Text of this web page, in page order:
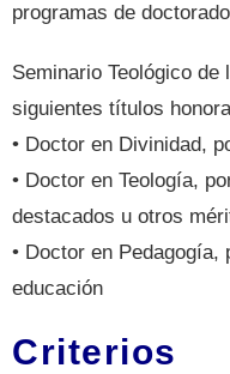
programas de
Seminario Teológico
siguientes títulos
• Doctor en Divinidad,
• Doctor en Teología,
destacados u otros
• Doctor en
educación
Criterios